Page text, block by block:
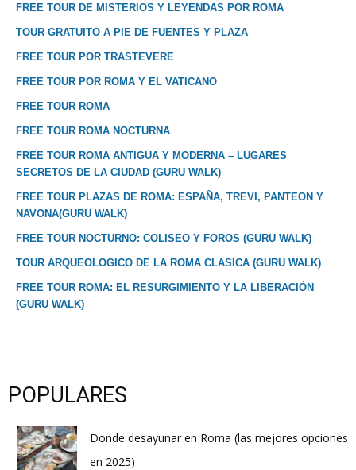
FREE TOUR DE MISTERIOS Y LEYENDAS POR ROMA
TOUR GRATUITO A PIE DE FUENTES Y PLAZA
FREE TOUR POR TRASTEVERE
FREE TOUR POR ROMA Y EL VATICANO
FREE TOUR ROMA
FREE TOUR ROMA NOCTURNA
FREE TOUR ROMA ANTIGUA Y MODERNA – LUGARES
SECRETOS DE LA CIUDAD (GURU WALK)
FREE TOUR PLAZAS DE ROMA: ESPAÑA, TREVI, PANTEON Y
NAVONA(GURU WALK)
FREE TOUR NOCTURNO: COLISEO Y FOROS (GURU WALK)
TOUR ARQUEOLOGICO DE LA ROMA CLASICA (GURU WALK)
FREE TOUR ROMA: EL RESURGIMIENTO Y LA LIBERACIÓN
(GURU WALK)
POPULARES
Donde desayunar en Roma (las mejores opciones
en 2025)